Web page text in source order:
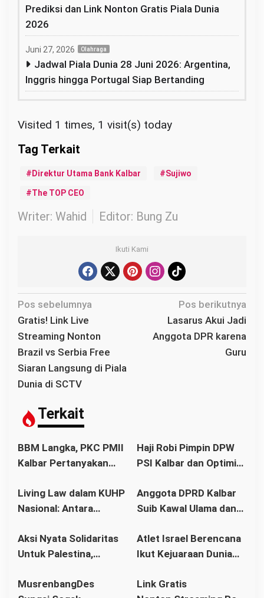
Prediksi dan Link Nonton Gratis Piala Dunia
2026
Juni 27, 2026 Olahraga
Jadwal Piala Dunia 28 Juni 2026: Argentina,
Inggris hingga Portugal Siap Bertanding
Visited 1 times, 1 visit(s) today
Direktur Utama Bank Kalbar Sujiwo
The TOP CEO
Writer: Wahid Editor: Bung Zu
Ikuti Kami
N
a
v
i
g
a
p
o
s
Pos sebelumnya
Gratis! Link Live
Streaming Nonton
Brazil vs Serbia Free
Siaran Langsung di Piala
Dunia di SCTV
Pos berikutnya
Lasarus Akui Jadi
Anggota DPR karena
Guru
Terkait
BBM Langka, PKC PMII
Kalbar Pertanyakan
Terkait Stok BBM
Aman
Haji Robi Pimpin DPW
PSI Kalbar dan Optimis
Living Law dalam KUHP
Nasional: Antara
Legalitas
Anggota DPRD Kalbar
Suib Kawal Ulama dan
Aksi Nyata Solidaritas
Untuk Palestina,
Pontianak Ikuti Senam
Atlet Israel Berencana
Ikut Kejuaraan Dunia
Kata Menlu
MusrenbangDes
Link Gratis